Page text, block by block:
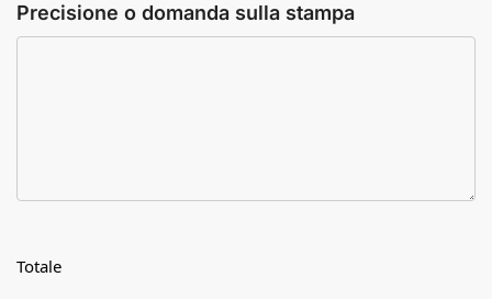
Precisione o domanda sulla stampa
Totale